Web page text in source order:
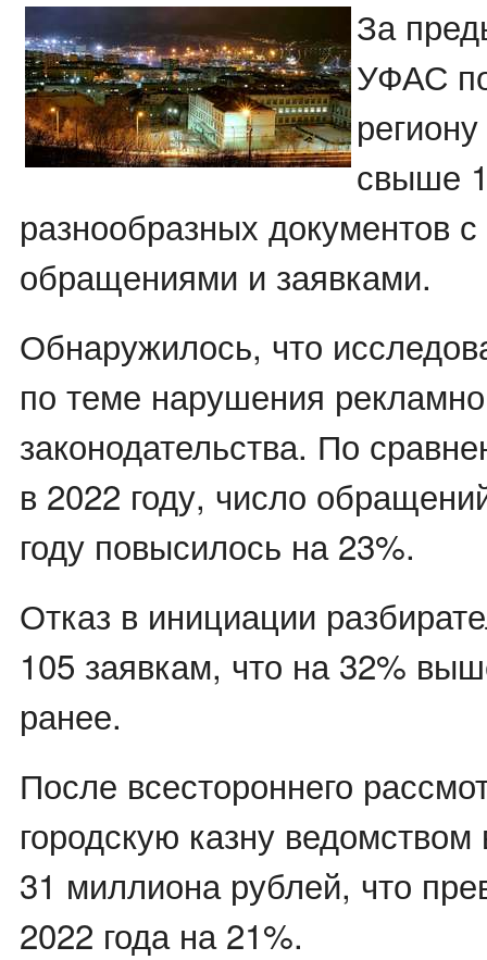
За
УФАС
свыше
разнообразных документов
обращениями и заявками.
Обнаружилось, что
по теме нарушения
законодательства. По
в 2022 году, число
году повысилось на 23%.
Отказ в инициации
105 заявкам, что на 32%
ранее.
После всестороннего
городскую казну
31 миллиона рублей, что
2022 года на 21%.